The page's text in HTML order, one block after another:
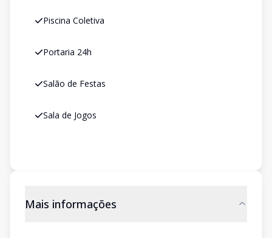
Piscina Coletiva
Portaria 24h
Salão de Festas
Sala de Jogos
Mais informações